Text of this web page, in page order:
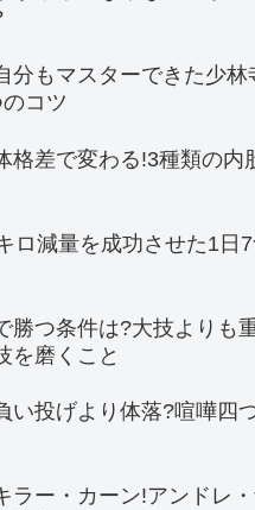
分もマスターできた少林
のコツ
格差で変わる!3種類の内
ロ減量を成功させた1日
勝つ条件は?大技よりも
を磨くこと
い投げより体落?喧嘩四
ラー・カーン!アンドレ